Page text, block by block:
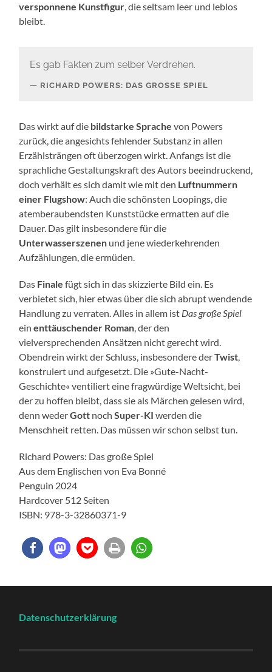
versponnene Kunstfigur, die seltsam leer und leblos
bleibt.
Es gab Fakten zum selber Verdrehen.
RICHARD POWERS: DAS GROSSE SPIEL
Das wirkt auf die bildstarke Sprache von Powers
zurück, die angesichts fehlender Substanz in allen
Erzählsträngen oft überzogen wirkt. Anfangs ist die
sprachliche Gestaltungskraft des Autors beeindruckend,
doch verhält es sich damit wie mit den Luftnummern
einer Flugshow: Auch die schönsten Loopings, die
atemberaubendsten Kunststücke ermatten auf die
Dauer. Das gilt insbesondere für die
Unterwasserszenen und jene wiederkehrenden
Aufzählungen, die ermüden.
Das Finalefügt sich in das skizzierte Bild ein. Es
verbietet sich, hier etwas über die sich abrupt wendende
Handlung zu verraten. Alles in allem ist Das große Spiel
einenttäuschender Roman, der den
vielversprechenden Ansätzen nicht gerecht wird.
Obendrein wirkt der Schluss, insbesondere derTwist,
konstruiert und aufgesetzt. Die »Gute-Nacht-
Geschichte« ventiliert eine fragwürdige Weltsicht, bei
der zu hoffen bleibt, dass sie als Märchen gelesen wird,
denn wederGott noch Super-KIwerden die
Menschheit retten. Das müssen wir schon selbst tun.
Richard Powers: Das große Spiel
Aus dem Englischen von Eva Bonné
Penguin 2024
Hardcover 512 Seiten
ISBN: 978-3-32860371-9
Datenschutzerklärung